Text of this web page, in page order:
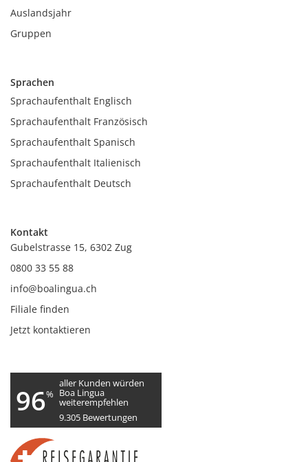
Auslandsjahr
Gruppen
Sprachen
Sprachaufenthalt Englisch
Sprachaufenthalt Französisch
Sprachaufenthalt Spanisch
Sprachaufenthalt Italienisch
Sprachaufenthalt Deutsch
Kontakt
Gubelstrasse 15, 6302 Zug
0800 33 55 88
info@boalingua.ch
Filiale finden
Jetzt kontaktieren
96%
aller Kunden würden
Boa Lingua
weiterempfehlen
9.305 Bewertungen